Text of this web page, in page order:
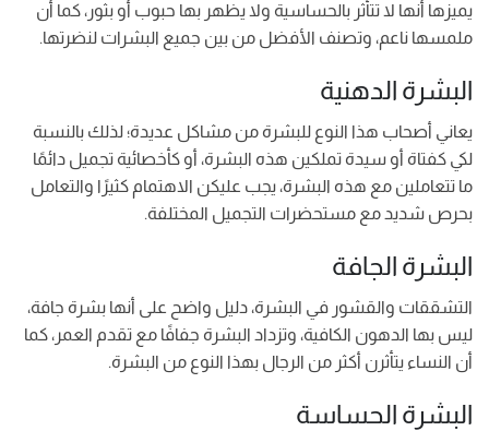
يميزها أنها لا تتأثر بالحساسية ولا يظهر بها حبوب أو بثور، كما أن
ملمسها ناعم، وتصنف الأفضل من بين جميع البشرات لنضرتها.
البشرة الدهنية
يعاني أصحاب هذا النوع للبشرة من مشاكل عديدة؛ لذلك بالنسبة
لكي كفتاة أو سيدة تملكين هذه البشرة، أو كأخصائية تجميل دائمًا
ما تتعاملين مع هذه البشرة، يجب عليكن الاهتمام كثيرًا والتعامل
بحرص شديد مع مستحضرات التجميل المختلفة.
البشرة الجافة
التشققات والقشور في البشرة، دليل واضح على أنها بشرة جافة،
ليس بها الدهون الكافية، وتزداد البشرة جفافًا مع تقدم العمر، كما
أن النساء يتأثرن أكثر من الرجال بهذا النوع من البشرة.
البشرة الحساسة